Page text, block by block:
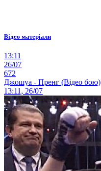
Відео матеріали
13:11
26/07
672
Джошуа - Пренг (Відео бою)
13:11, 26/07